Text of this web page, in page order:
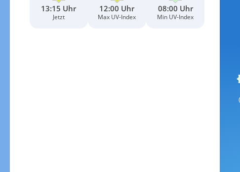
13:15 Uhr
Jetzt
12:00 Uhr
Max UV-Index
08:00 Uhr
Min UV-Index